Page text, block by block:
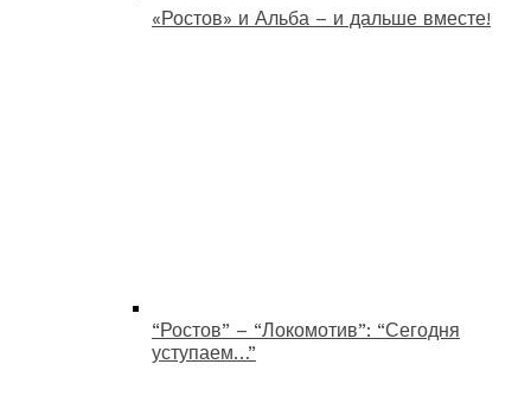
«Ростов» и Альба – и дальше вместе!
“Ростов” – “Локомотив”: “Сегодня
уступаем…”